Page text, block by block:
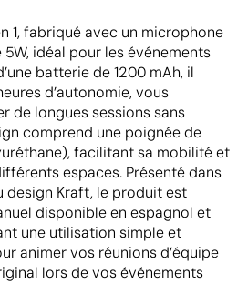
1, fabriqué avec un microphone
idéal pour les événements
batterie de 1200 mAh, il
d’autonomie, vous
de longues sessions sans
comprend une poignée de
facilitant sa mobilité et
espaces. Présenté dans
design Kraft, le produit est
disponible en espagnol et
une utilisation simple et
animer vos réunions d’équipe
lors de vos événements